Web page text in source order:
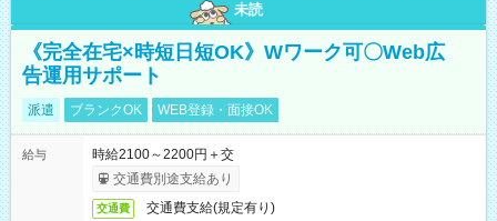
未読
《完全在宅×時短日短OK》Wワーク可〇Web広
告運用サポート
派遣 ブランクOK WEB登録・面接OK
給与
時給2100～2200円＋交
交通費別途支給あり
交通費 交通費支給(規定有り)